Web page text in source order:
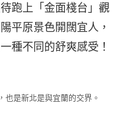
跑上「金面棧台」觀
平原景色開闊宜人，
種不同的舒爽感受！
也是新北是與宜蘭的交界。